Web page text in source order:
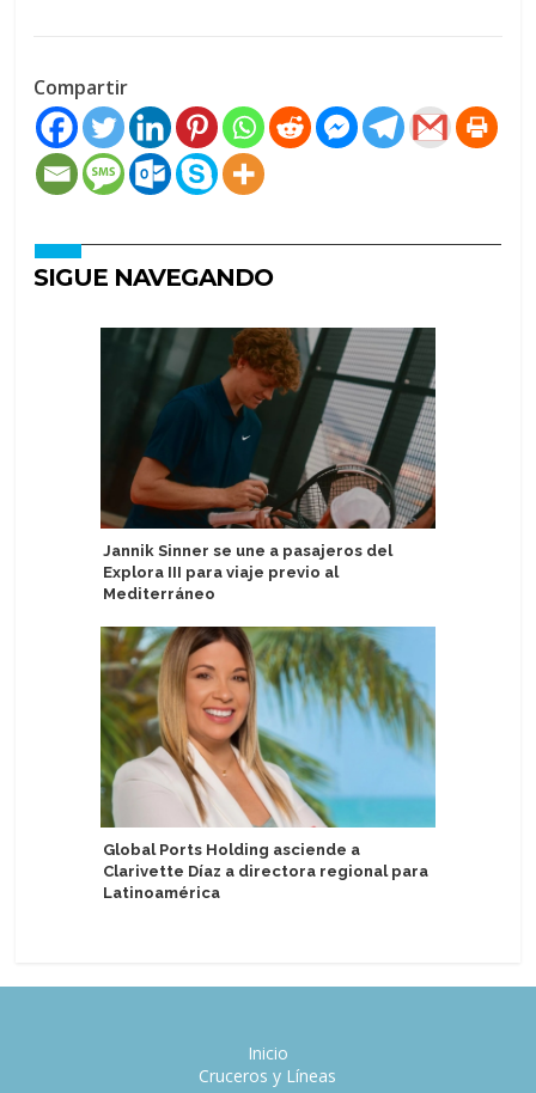
Compartir
SIGUE NAVEGANDO
Jannik Sinner se une a pasajeros del
Explora III para viaje previo al
Mediterráneo
Global Ports Holding asciende a
Clarivette Díaz a directora regional para
Latinoamérica
Inicio
Cruceros y Líneas